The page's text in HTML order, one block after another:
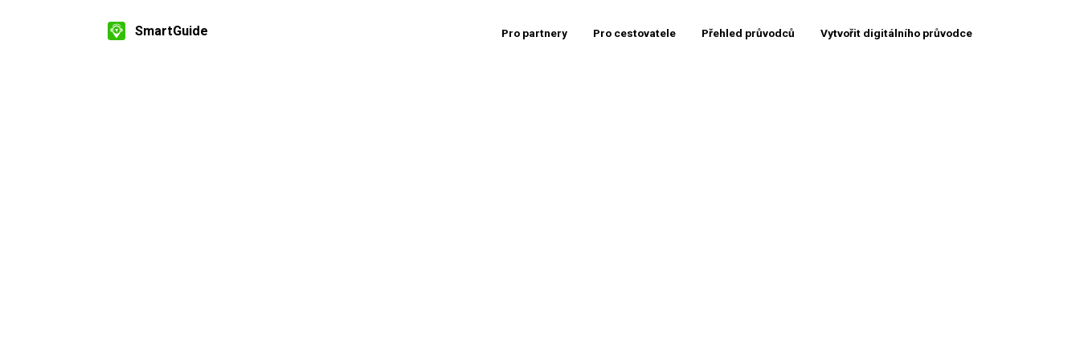
SmartGuide Pro partnery Pro cestovatele Přehled průvodců Vytvořit digitálního průvodce